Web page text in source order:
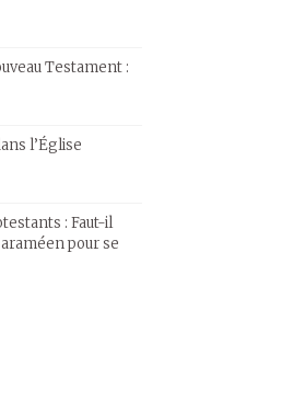
Testament :
l’Église
: Faut-il
pour se